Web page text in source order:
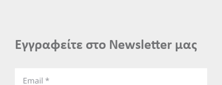
Εγγραφείτε στο Newsletter μας